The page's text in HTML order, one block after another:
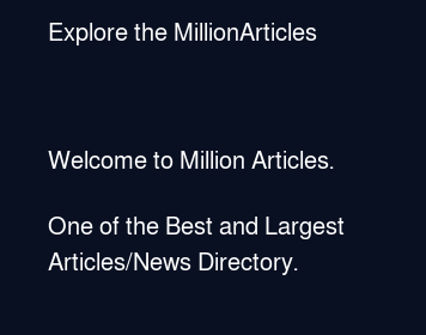
Explore the MillionArticles
Welcome to Million Articles.
One of the Best and Largest
Articles/News Directory.